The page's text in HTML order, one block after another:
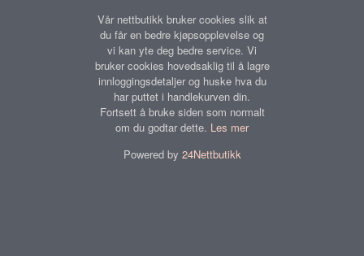
Vår nettbutikk bruker cookies slik at
du får en bedre kjøpsopplevelse og
vi kan yte deg bedre service. Vi
bruker cookies hovedsaklig til å lagre
innloggingsdetaljer og huske hva du
har puttet i handlekurven din.
Fortsett å bruke siden som normalt
om du godtar dette. Les mer
Powered by 24Nettbutikk